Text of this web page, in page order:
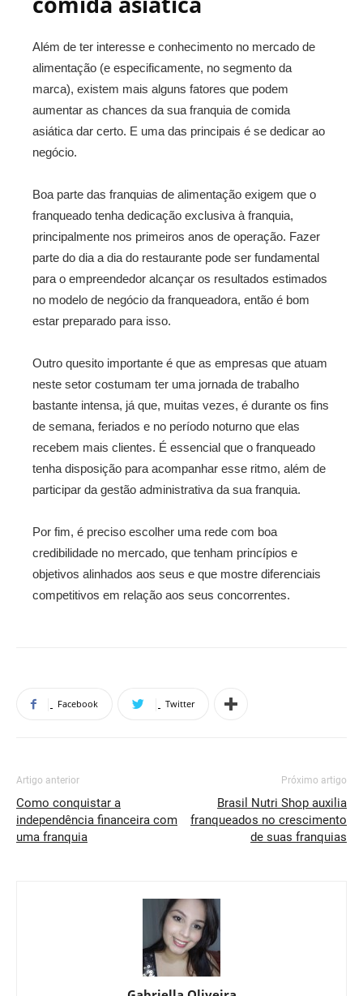
Além de ter interesse e conhecimento no mercado de
alimentação (e especificamente, no segmento da
marca), existem mais alguns fatores que podem
aumentar as chances da sua franquia de comida
asiática dar certo. E uma das principais é se dedicar ao
negócio.
Boa parte das franquias de alimentação exigem que o
franqueado tenha dedicação exclusiva à franquia,
principalmente nos primeiros anos de operação. Fazer
parte do dia a dia do restaurante pode ser fundamental
para o empreendedor alcançar os resultados estimados
no modelo de negócio da franqueadora, então é bom
estar preparado para isso.
Outro quesito importante é que as empresas que atuam
neste setor costumam ter uma jornada de trabalho
bastante intensa, já que, muitas vezes, é durante os fins
de semana, feriados e no período noturno que elas
recebem mais clientes. É essencial que o franqueado
tenha disposição para acompanhar esse ritmo, além de
participar da gestão administrativa da sua franquia.
Por fim, é preciso escolher uma rede com boa
credibilidade no mercado, que tenham princípios e
objetivos alinhados aos seus e que mostre diferenciais
competitivos em relação aos seus concorrentes.
Facebook Twitter
Artigo anterior
Como conquistar a
independência financeira com
uma franquia
Próximo artigo
Brasil Nutri Shop auxilia
franqueados no crescimento
de suas franquias